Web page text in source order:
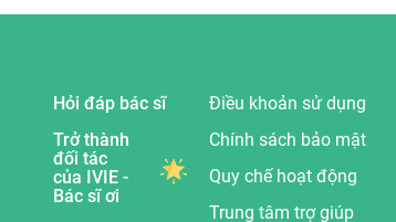
Hỏi đáp bác sĩ
Trở thành
đối tác
của IVIE -
Bác sĩ ơi
Điều khoản sử dụng
Chính sách bảo mật
Quy chế hoạt động
Trung tâm trợ giúp